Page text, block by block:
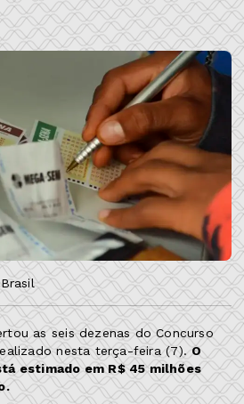
as seis dezenas do Concurso
nesta terça-feira (7). O
estimado em R$ 45 milhões